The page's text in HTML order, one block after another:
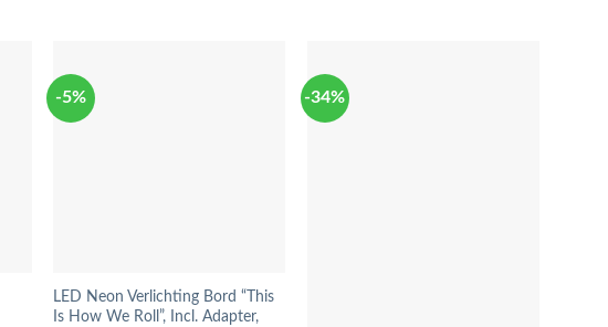
-5%
LED Neon Verlichting Bord “This
Is How We Roll”, Incl. Adapter,
-34%